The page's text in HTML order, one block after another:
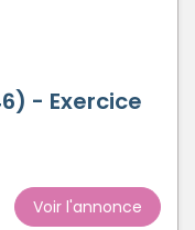
- Exercice
Voir l'annonce